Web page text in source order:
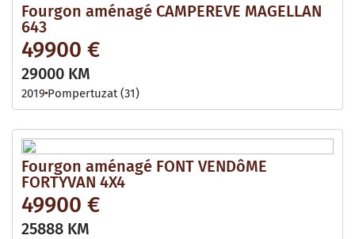
Fourgon aménagé CAMPEREVE MAGELLAN
643
49900 €
29000 KM
2019 Pompertuzat (31)
Fourgon aménagé FONT VENDôME
FORTYVAN 4X4
49900 €
25888 KM